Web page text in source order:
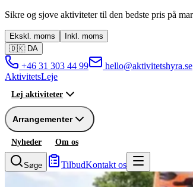
Sikre og sjove aktiviteter til den bedste pris på
Ekskl. moms Inkl. moms
🇩🇰 DA
+46 31 303 44 99
hello@aktivitetshyra.se
AktivitetsLeje
Lej aktiviteter
Arrangementer
Nyheder Om os
Søge TilbudKontakt os